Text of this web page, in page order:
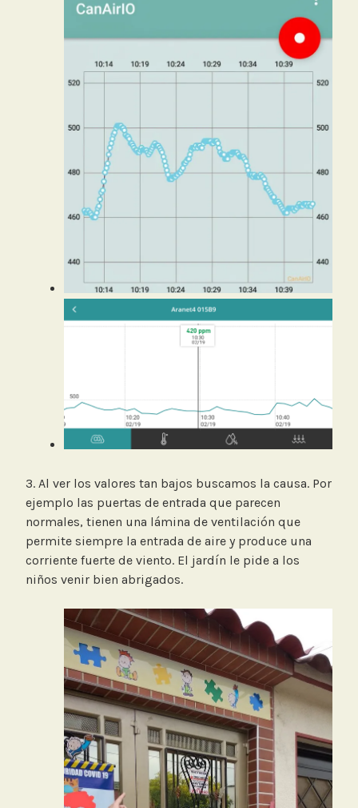
3. Al ver los valores tan bajos buscamos la causa. Por
ejemplo las puertas de entrada que parecen
normales, tienen una lámina de ventilación que
permite siempre la entrada de aire y produce una
corriente fuerte de viento. El jardín le pide a los
niños venir bien abrigados.